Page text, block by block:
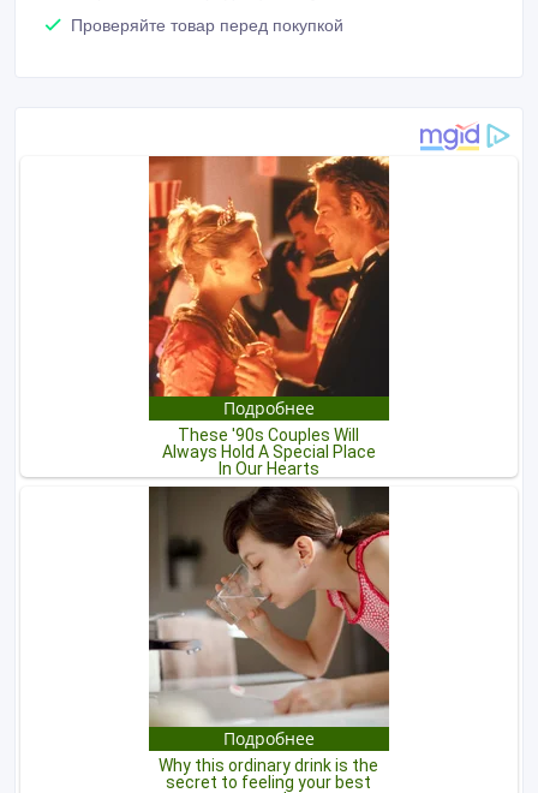
Проверяйте товар перед покупкой